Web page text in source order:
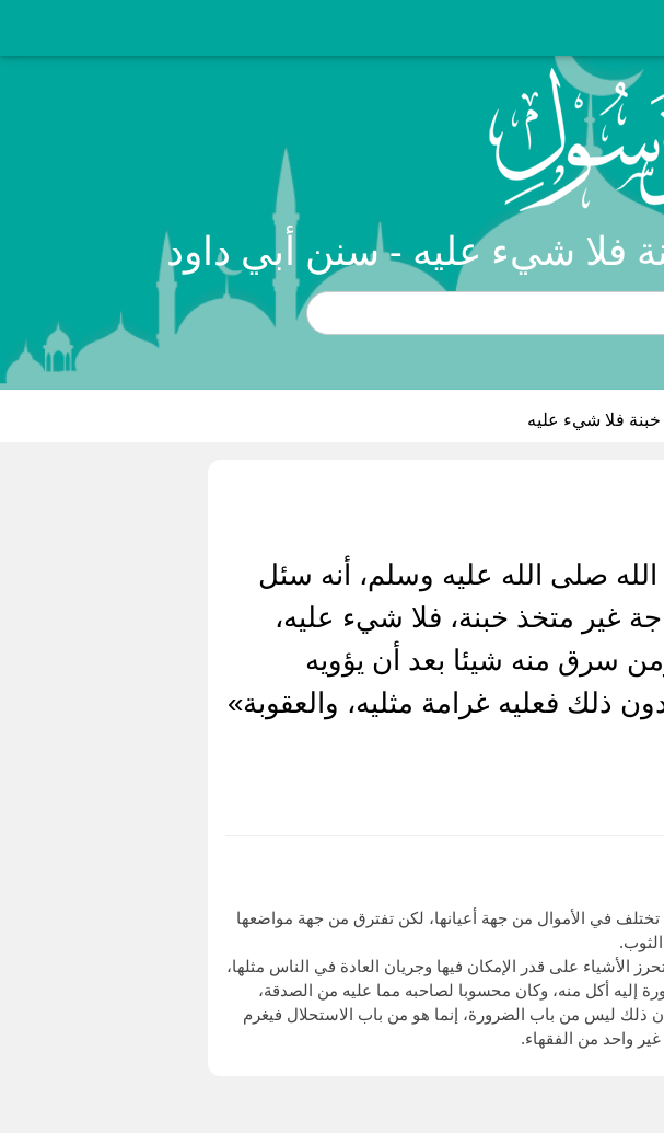
فلا شيء عليه - سنن أبي داود
فلا شيء عليه
صلى الله عليه وسلم، أنه سئل
غير متخذ خبنة، فلا شيء عليه،
سرق منه شيئا بعد أن يؤويه
ذلك فعليه غرامة مثليه، والعقوبة»
في الأموال من جهة أعيانها، لكن تفترق من جهة مواضعها
الأشياء على قدر الإمكان فيها وجريان العادة في الناس مثلها،
إليه أكل منه، وكان محسوبا لصاحبه مما عليه من الصدقة،
ذلك ليس من باب الضرورة، إنما هو من باب الاستحلال فيغرم
واحد من الفقهاء.